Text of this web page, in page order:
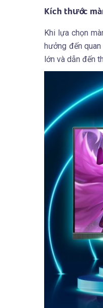
Kích thước
Khi lựa chọn
hưởng đến
lớn và dẫn đến